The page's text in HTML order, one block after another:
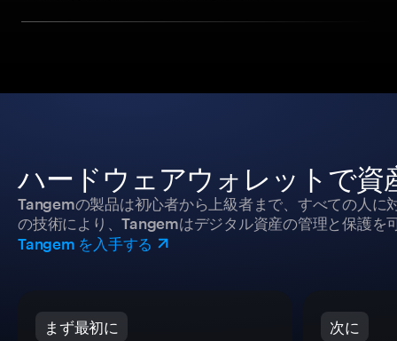
ハードウェアウォレットで資
Tangemの製品は初心者から上級者まで、すべての人に
の技術により、Tangemはデジタル資産の管理と保護を
Tangem を入手する
まず最初に 次に